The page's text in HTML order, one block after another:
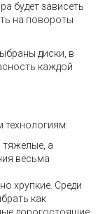
будет зависеть
на повороты
диски, в
каждой
технологиям:
а
весьма
хрупкие. Среди
как
дорогостоящие